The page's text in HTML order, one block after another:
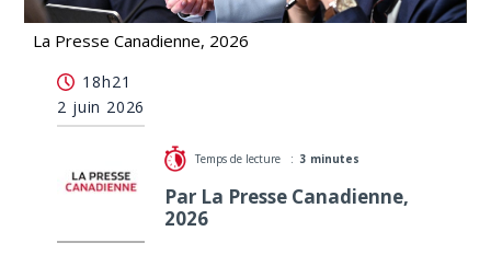
La Presse Canadienne, 2026
du DSN»
18h21
2 juin 2026
Temps de lecture :3 minutes
Par La Presse Canadienne,
2026